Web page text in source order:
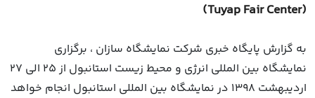
(Tuyap Fair Center)
به گزارش پایگاه خبری شرکت نمایشگاه سازان ، برگزاری
نمایشگاه بین المللی انرژی و محیط زیست استانبول از 25 الی 27
اردیبهشت 1398 در نمایشگاه بین المللی استانبول انجام خواهد